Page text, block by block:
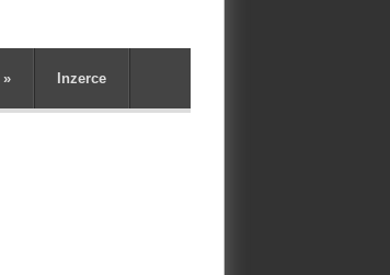
» Inzerce